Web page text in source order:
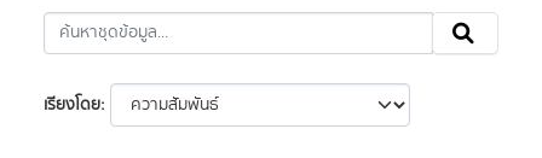
เรียงโดย